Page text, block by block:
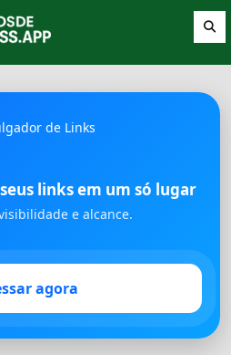
links em um só lugar
e alcance.
agora